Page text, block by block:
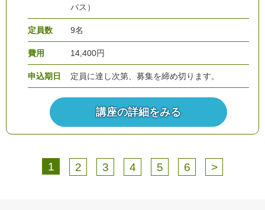
パス）
定員数 9名
費用 14,400円
申込期日 定員に達し次第、募集を締め切ります。
講座の詳細をみる
1 2 3 4 5 6 >